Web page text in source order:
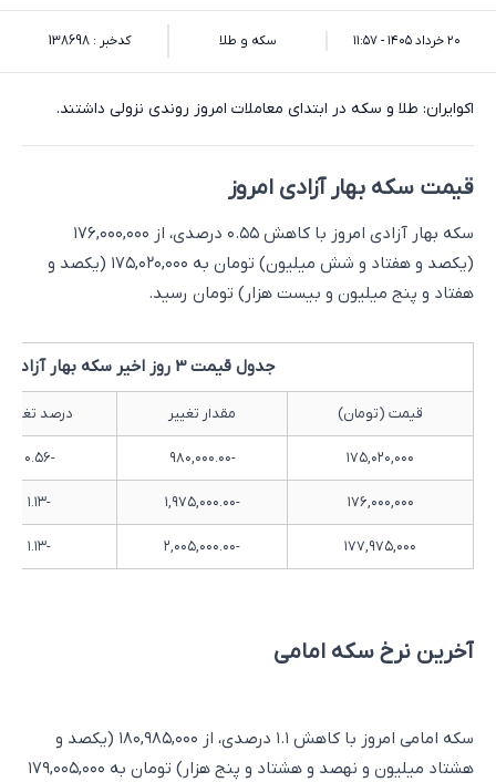
۲۰ خرداد ۱۴۰۵ - ۱۱:۵۷ سکه و طلا کدخبر : 138698
اکوایران: طلا و سکه در ابتدای معاملات امروز روندی نزولی داشتند.
قیمت سکه بهار آزادی امروز
سکه بهار آزادی امروز با کاهش ۰.۵۵ درصدی، از ۱۷۶,۰۰۰,۰۰۰
(یکصد و هفتاد و شش میلیون) تومان به ۱۷۵,۰۲۰,۰۰۰ (یکصد و
هفتاد و پنج میلیون و بیست هزار) تومان رسید.
جدول قیمت 3 روز اخیر سکه بهار آزادی
قیمت (تومان) مقدار تغییر درصد تغییر
۱۷۵,۰۲۰,۰۰۰ -۹۸۰,۰۰۰.۰۰ -۰.۵۶
۱۷۶,۰۰۰,۰۰۰ -۱,۹۷۵,۰۰۰.۰۰ -۱.۱۳
۱۷۷,۹۷۵,۰۰۰ -۲,۰۰۵,۰۰۰.۰۰ -۱.۱۳
آخرین نرخ سکه امامی
سکه امامی امروز با کاهش ۱.۱ درصدی، از ۱۸۰,۹۸۵,۰۰۰ (یکصد و
هشتاد میلیون و نهصد و هشتاد و پنج هزار) تومان به ۱۷۹,۰۰۵,۰۰۰